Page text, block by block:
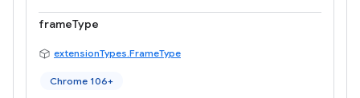
frameType
extensionTypes.FrameType
Chrome 106+